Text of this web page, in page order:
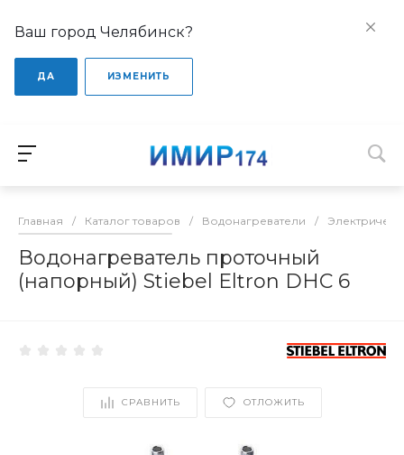
Ваш город Челябинск?
ДА ИЗМЕНИТЬ
Главная / Каталог товаров / Водонагреватели /
Водонагреватель проточный
(напорный) Stiebel Eltron DHC 6
СРАВНИТЬ ОТЛОЖИТЬ